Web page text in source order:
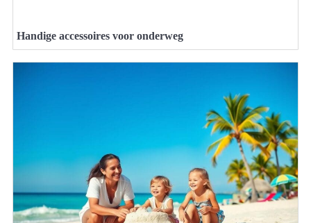
Handige accessoires voor onderweg